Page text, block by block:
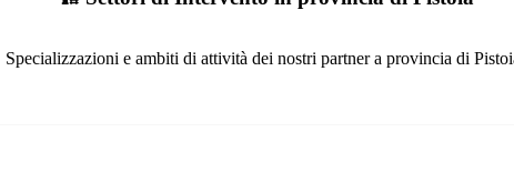
Specializzazioni e ambiti di attività dei nostri partner a provincia di